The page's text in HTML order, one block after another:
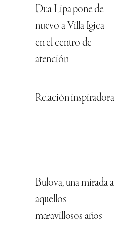
Dua Lipa pone de
nuevo a Villa Igiea
en el centro de
atención
Relación inspiradora
Bulova, una mirada a
aquellos
maravillosos años